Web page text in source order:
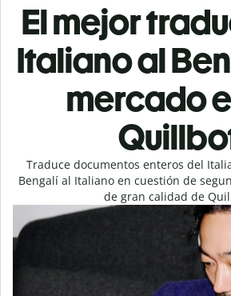
El mejor
Italiano al
mercado
Traduce documentos enteros del
Bengalí al Italiano en cuestión de
de gran calidad de